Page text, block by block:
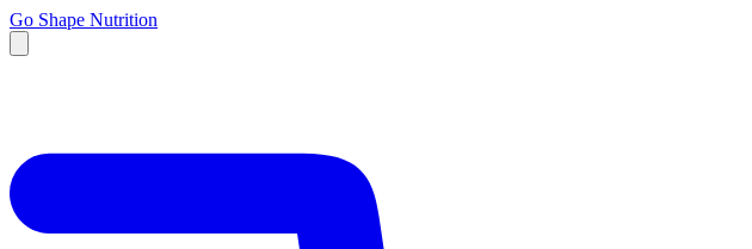
Go Shape Nutrition